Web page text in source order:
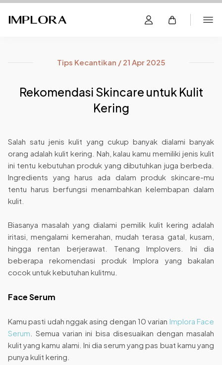
Tips Kecantikan / 21 Apr 2025
Rekomendasi Skincare untuk Kulit
Kering
Salah satu jenis kulit yang cukup banyak dialami banyak
orang adalah kulit kering. Nah, kalau kamu memiliki jenis kulit
ini tentu kebutuhan produk yang dibutuhkan juga berbeda.
Ingredients yang harus ada dalam produk skincare-mu
tentu harus berfungsi menambahkan kelembapan dalam
kulit.
Biasanya masalah yang dialami pemilik kulit kering adalah
iritasi, mengalami kemerahan, mudah terasa gatal, kusam,
hingga rentan berjerawat. Tenang Implovers. Ini dia
beberapa rekomendasi produk Implora yang bakalan
cocok untuk kebutuhan kulitmu.
Face Serum
Kamu pasti udah nggak asing dengan 10 varian Implora Face
Serum . Semua varian ini bisa disesuaikan dengan masalah
kulit yang kamu alami. Ini dia serum yang pas buat kamu yang
punya kulit kering.